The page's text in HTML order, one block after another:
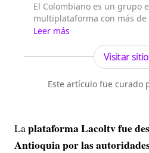
El Colombiano es un grupo
multiplataforma con más de
existencia. Nació en la
Antioquia. Fundado el 6 de
Francisco de Paula Pérez,
la investigación y
periodísticos para
que provee a las
Leer más
Visitar sitio
Este artículo fue curado
Laplataforma Lacoltv fue
Antioquia por las